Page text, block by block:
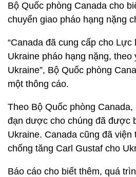
Bộ Quốc phòng Canada cho
chuyển giao pháo hạng nặng
“Canada đã cung cấp cho
Ukraine pháo hạng nặng, theo
Ukraine”, Bộ Quốc phòng
một thông cáo.
Theo Bộ Quốc phòng
đạn dược cho chúng đã được
Ukraine. Canada cũng đã
chống tăng Carl Gustaf cho
Báo cáo cho biết thêm, quá